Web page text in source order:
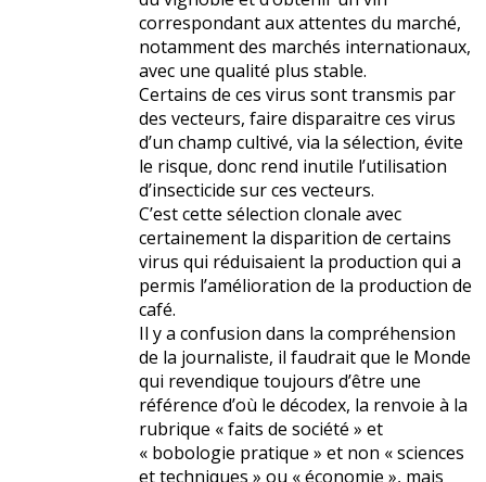
correspondant aux attentes du marché,
notamment des marchés internationaux,
avec une qualité plus stable.
Certains de ces virus sont transmis par
des vecteurs, faire disparaitre ces virus
d’un champ cultivé, via la sélection, évite
le risque, donc rend inutile l’utilisation
d’insecticide sur ces vecteurs.
C’est cette sélection clonale avec
certainement la disparition de certains
virus qui réduisaient la production qui a
permis l’amélioration de la production de
café.
Il y a confusion dans la compréhension
de la journaliste, il faudrait que le Monde
qui revendique toujours d’être une
référence d’où le décodex, la renvoie à la
rubrique « faits de société » et
« bobologie pratique » et non « sciences
et techniques » ou « économie », mais